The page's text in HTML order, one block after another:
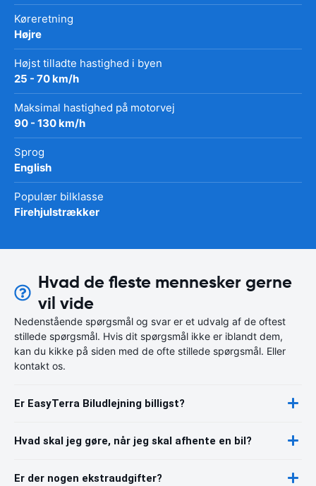
Køreretning
Højre
Højst tilladte hastighed i byen
25 - 70 km/h
Maksimal hastighed på motorvej
90 - 130 km/h
Sprog
English
Populær bilklasse
Firehjulstrækker
Hvad de fleste mennesker gerne
vil vide
Nedenstående spørgsmål og svar er et udvalg af de oftest
stillede spørgsmål. Hvis dit spørgsmål ikke er iblandt dem,
kan du kikke på siden med de ofte stillede spørgsmål. Eller
kontakt os.
Er EasyTerra Biludlejning billigst?
Hvad skal jeg gøre, når jeg skal afhente en bil?
Er der nogen ekstraudgifter?